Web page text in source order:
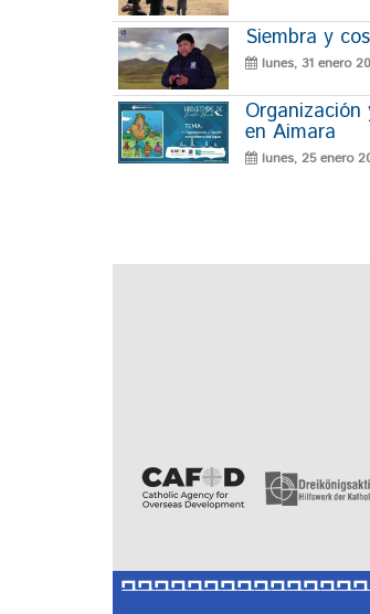
Siembra y
lunes, 31 enero
en Aimara
lunes, 25 enero